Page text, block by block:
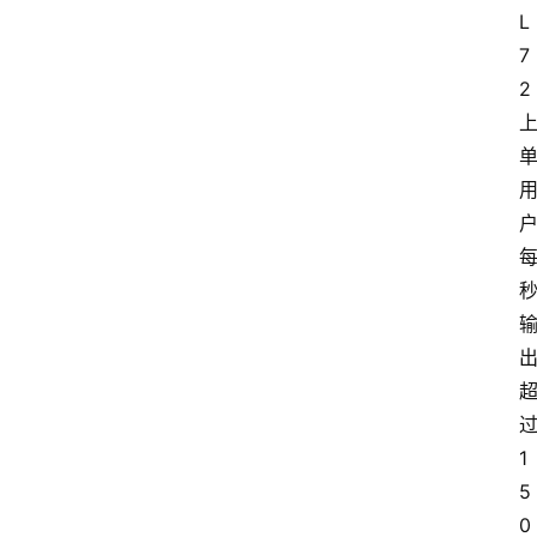
L
7
2
上
单
用
户
每
秒
输
出
超
过
1
5
0